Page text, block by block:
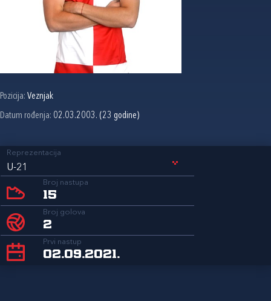
Pozicija: Veznjak
Datum rođenja: 02.03.2003. (23 godine)
Reprezentacija
U-21
Broj nastupa
15
Broj golova
2
Prvi nastup
02.09.2021.